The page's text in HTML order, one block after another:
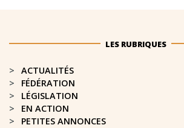
LES RUBRIQUES
ACTUALITÉS
FÉDÉRATION
LÉGISLATION
EN ACTION
PETITES ANNONCES